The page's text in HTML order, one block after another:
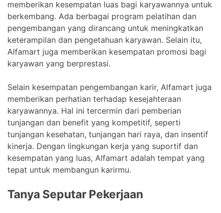
memberikan kesempatan luas bagi karyawannya untuk
berkembang. Ada berbagai program pelatihan dan
pengembangan yang dirancang untuk meningkatkan
keterampilan dan pengetahuan karyawan. Selain itu,
Alfamart juga memberikan kesempatan promosi bagi
karyawan yang berprestasi.
Selain kesempatan pengembangan karir, Alfamart juga
memberikan perhatian terhadap kesejahteraan
karyawannya. Hal ini tercermin dari pemberian
tunjangan dan benefit yang kompetitif, seperti
tunjangan kesehatan, tunjangan hari raya, dan insentif
kinerja. Dengan lingkungan kerja yang suportif dan
kesempatan yang luas, Alfamart adalah tempat yang
tepat untuk membangun karirmu.
Tanya Seputar Pekerjaan